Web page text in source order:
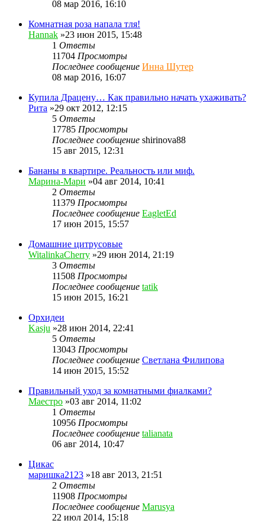
08 мар 2016, 16:10
Комнатная роза напала тля!
Hannak »23 июн 2015, 15:48
1 Ответы
11704 Просмотры
Последнее сообщение Инна Шутер
08 мар 2016, 16:07
Купила Драцену… Как правильно начать ухаживать?
Рита »29 окт 2012, 12:15
5 Ответы
17785 Просмотры
Последнее сообщение shirinova88
15 авг 2015, 12:31
Бананы в квартире. Реальность или миф.
Марина-Мари »04 авг 2014, 10:41
2 Ответы
11379 Просмотры
Последнее сообщение EagletEd
17 июн 2015, 15:57
Домашние цитрусовые
WitalinkaCherry »29 июн 2014, 21:19
3 Ответы
11508 Просмотры
Последнее сообщение tatik
15 июн 2015, 16:21
Орхидеи
Kasju »28 июн 2014, 22:41
5 Ответы
13043 Просмотры
Последнее сообщение Светлана Филипова
14 июн 2015, 15:52
Правильный уход за комнатными фиалками?
Маестро »03 авг 2014, 11:02
1 Ответы
10956 Просмотры
Последнее сообщение talianata
06 авг 2014, 10:47
Цикас
маришка2123 »18 авг 2013, 21:51
2 Ответы
11908 Просмотры
Последнее сообщение Marusya
22 июл 2014, 15:18